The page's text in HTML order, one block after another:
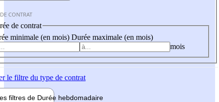
CONTRAT
de contrat
minimale (en mois) Durée maximale (en mois)
mois
le filtre du type de contrat
filtres de Durée hebdomadaire